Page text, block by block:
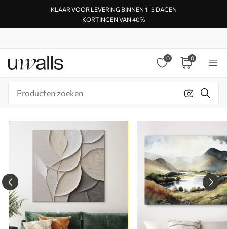
KLAAR VOOR LEVERING BINNEN 1–3 DAGEN
KORTINGEN VAN 40%
0 0